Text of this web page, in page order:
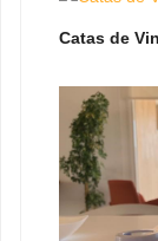
Catas de